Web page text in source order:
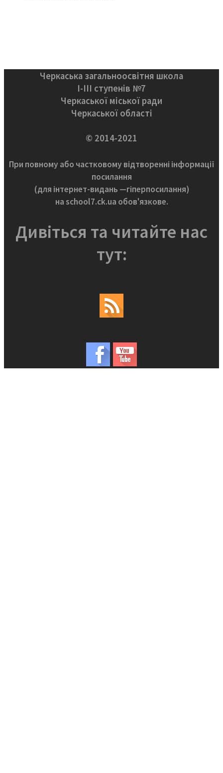
Черкаська загальноосвітня школа
І-ІІІ ступенів №7
Черкаської міської ради
Черкаської області
© 2014-2021
При повному або частковому відтворенні інформації
посилання
(для інтернет-видань —гіперпосилання)
на school7.ck.ua обов'язкове.
Дивіться та читайте нас
тут: